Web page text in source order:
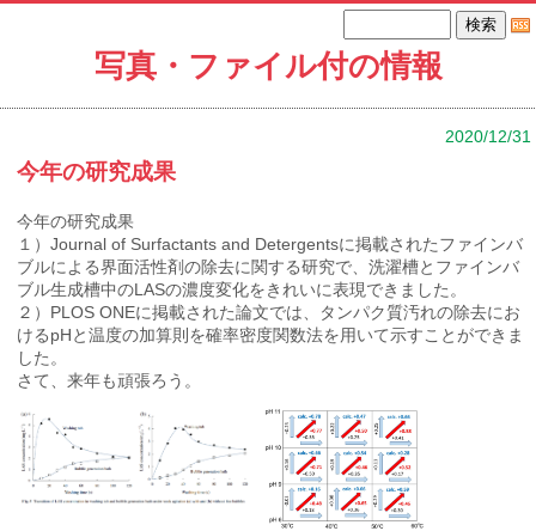
写真・ファイル付の情報
2020/12/31
今年の研究成果
今年の研究成果
１）Journal of Surfactants and Detergentsに掲載されたファインバ
ブルによる界面活性剤の除去に関する研究で、洗濯槽とファインバ
ブル生成槽中のLASの濃度変化をきれいに表現できました。
２）PLOS ONEに掲載された論文では、タンパク質汚れの除去にお
けるpHと温度の加算則を確率密度関数法を用いて示すことができま
した。
さて、来年も頑張ろう。